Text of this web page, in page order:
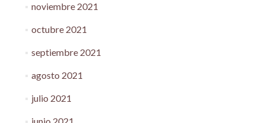
noviembre 2021
octubre 2021
septiembre 2021
agosto 2021
julio 2021